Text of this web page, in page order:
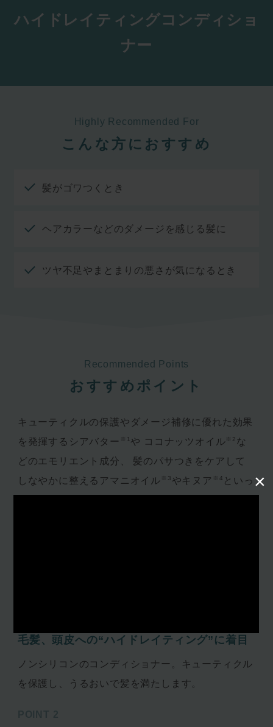
×
ハイドレイティングコンディショ
ナー
Highly Recommended For
こんな方におすすめ
髪がゴワつくとき
ヘアカラーなどのダメージを感じる髪に
ツヤ不足やまとまりの悪さが気になるとき
Recommended Points
おすすめポイント
キューティクルの保護やダメージ補修に優れた効果
を発揮するシアバター ※1 や ココナッツオイル ※2 な
どのエモリエント成分、
髪のパサつきをケアして
しなやかに整えるアマニオイル ※3 やキヌア ※4 といっ
毛髪、頭皮への“ハイドレイティング”に着目
ノンシリコンのコンディショナー。キューティクル
を保護し、うるおいで髪を満たします。